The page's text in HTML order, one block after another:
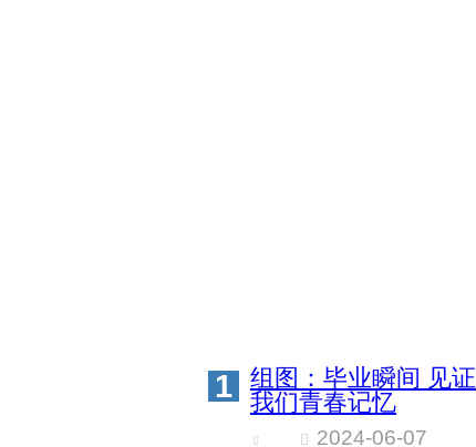
1
组图：毕业瞬间 见证
我们青春记忆
2024-06-07